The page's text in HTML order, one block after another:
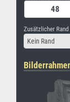
Zusätzlicher Rand
Kein Rand